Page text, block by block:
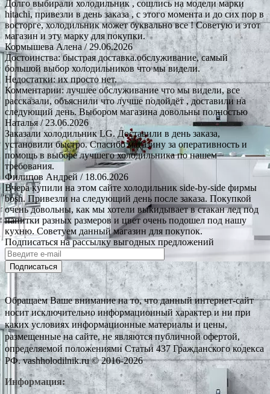
Долго выбирали холодильник , сошлись на модели марки
hitachi, привезли в день заказа , с этого момента и до сих пор в
восторге, холодильник может буквально все ! Советую и этот
магазин и эту марку для покупки.
Кормышева Алена / 29.06.2026
Достоинства: быстрая доставка.обслуживание, самый
большой выбор холодильников что мы видели.
Недостатки: их просто нет.
Комментарии: лучшее обслуживание что мы видели, все
рассказали, объяснили что лучше подойдёт , доставили на
следующий день. Выбором магазина довольны полностью
Наталья/ 23.06.2026
Заказали холодильник LG. Доставили в день заказа,
установили быстро. Спасибо магазину за оперативность и
помощь в выборе лучшего холодильника по нашем
требования.
Филипов Андрей / 18.06.2026
Вчера купили на этом сайте холодильник side-by-side фирмы
bosh. Привезли на следующий день после заказа. Покупкой
очень довольны, как мы хотели выкидывает в стакан лед под
напитки разных размеров и цвет очень подошел под нашу
кухню. Советуем данный магазин для покупок.
Подписаться на рассылку выгодных предложений
Подписаться
Обращаем Ваше внимание на то, что данный интернет-сайт
носит исключительно информационный характер и ни при
каких условиях информационные материалы и цены,
размещенные на сайте, не являются публичной офертой,
определяемой положениями Статьи 437 Гражданского кодекса
РФ. vashholodilnik.ru © 2016-2026
Информация: